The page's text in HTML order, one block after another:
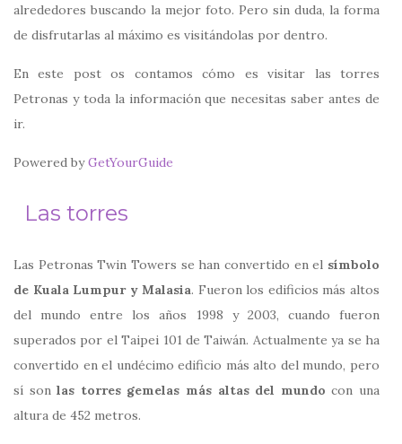
alrededores buscando la mejor foto. Pero sin duda, la forma
de disfrutarlas al máximo es visitándolas por dentro.
En este post os contamos cómo es visitar las torres
Petronas y toda la información que necesitas saber antes de
ir.
Powered byGetYourGuide
Las torres
Las Petronas Twin Towers se han convertido en el símbolo
de Kuala Lumpur y Malasia. Fueron los edificios más altos
del mundo entre los años 1998 y 2003, cuando fueron
superados por el Taipei 101 de Taiwán. Actualmente ya se ha
convertido en el undécimo edificio más alto del mundo, pero
sí sonlas torres gemelas más altas del mundo con una
altura de 452 metros.